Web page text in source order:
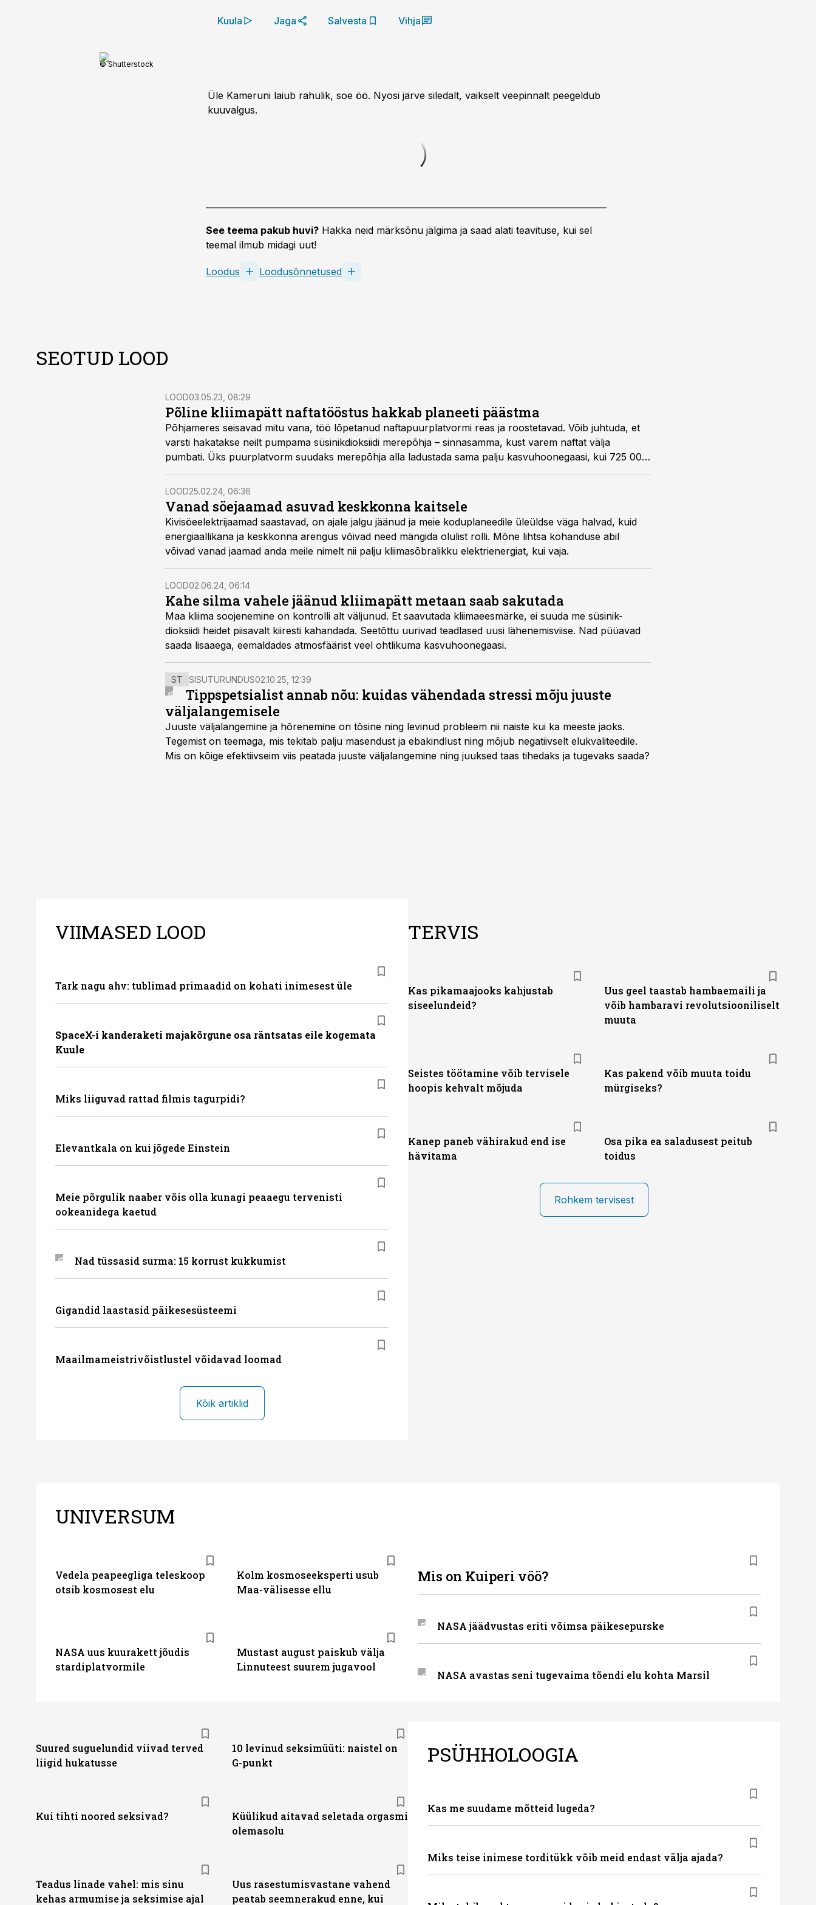
Kuula Jaga Salvesta Vihja
© Shutterstock
Üle Kameruni laiub rahulik, soe öö. Nyosi järve siledalt, vaikselt veepinnalt peegeldub
kuuvalgus.
See teema pakub huvi? Hakka neid märksõnu jälgima ja saad alati teavituse, kui sel
teemal ilmub midagi uut!
Loodus Loodusõnnetused
SEOTUD LOOD
LOOD03.05.23, 08:29
Põline kliimapätt naftatööstus hakkab planeeti päästma
Põhjameres seisavad mitu vana, töö lõpetanud naftapuur­platvormi reas ja roostetavad. Võib juhtuda, et
varsti hakatakse neilt pumpama süsinik­dioksiidi merepõhja – sinnasamma, kust varem naftat välja
pumbati. Üks puurplatvorm suudaks merepõhja alla ladustada sama palju kasvuhoonegaasi, kui 725 000
inimest aastas toodavad.
LOOD25.02.24, 06:36
Vanad söejaamad asuvad keskkonna kaitsele
Kivisöeelektrijaamad saastavad, on ajale jalgu jäänud ja meie kodu­planeedile üleüldse väga halvad, kuid
energiaallikana ja keskkonna arengus võivad need mängida olulist rolli. Mõne lihtsa kohanduse abil
võivad vanad jaamad anda meile nimelt nii palju kliima­sõbralikku elektrienergiat, kui vaja.
LOOD02.06.24, 06:14
Kahe silma vahele jäänud kliimapätt metaan saab sakutada
Maa kliima soojenemine on kontrolli alt väljunud. Et saavutada kliima­eesmärke, ei suuda me süsinik­
dioksiidi heidet piisavalt kiiresti kahandada. Seetõttu uurivad teadlased uusi lähenemis­viise. Nad püüavad
saada lisaaega, eemaldades atmosfäärist veel ohtlikuma kasvu­hoonegaasi.
ST SISUTURUNDUS02.10.25, 12:39
Tippspetsialist annab nõu: kuidas vähendada stressi mõju juuste
väljalangemisele
Juuste väljalangemine ja hõrenemine on tõsine ning levinud probleem nii naiste kui ka meeste jaoks.
Tegemist on teemaga, mis tekitab palju masendust ja ebakindlust ning mõjub negatiivselt elukvaliteedile.
Mis on kõige efektiivseim viis peatada juuste väljalangemine ning juuksed taas tihedaks ja tugevaks saada?
VIIMASED LOOD
Tark nagu ahv: tublimad primaadid on kohati inimesest üle
SpaceX-i kanderaketi majakõrgune osa räntsatas eile kogemata
Kuule
Miks liiguvad rattad filmis tagurpidi?
Elevantkala on kui jõgede Einstein
Meie põrgulik naaber võis olla kunagi peaaegu tervenisti
ookeanidega kaetud
Nad tüssasid surma: 15 korrust kukkumist
Gigandid laastasid päikesesüsteemi
Maailmameistrivõistlustel võidavad loomad
Kõik artiklid
TERVIS
Kas pikamaajooks kahjustab
siseelundeid?
Uus geel taastab hambaemaili ja
võib hambaravi revolutsiooniliselt
muuta
Seistes töötamine võib tervisele
hoopis kehvalt mõjuda
Kas pakend võib muuta toidu
mürgiseks?
Kanep paneb vähirakud end ise
hävitama
Osa pika ea saladusest peitub
toidus
Rohkem tervisest
UNIVERSUM
Vedela peapeegliga teleskoop
otsib kosmosest elu
Kolm kosmoseeksperti usub
Maa-välisesse ellu
Mis on Kuiperi vöö?
NASA jäädvustas eriti võimsa päikesepurske
NASA avastas seni tugevaima tõendi elu kohta Marsil
NASA uus kuurakett jõudis
stardiplatvormile
Mustast august paiskub välja
Linnuteest suurem jugavool
Suured suguelundid viivad terved
liigid hukatusse
10 levinud seksimüüti: naistel on
G-punkt
Kui tihti noored seksivad?
Küülikud aitavad seletada orgasmi
olemasolu
Teadus linade vahel: mis sinu
kehas armumise ja seksimise ajal
Uus rasestumisvastane vahend
peatab seemnerakud enne, kui
PSÜHHOLOOGIA
Kas me suudame mõtteid lugeda?
Miks teise inimese torditükk võib meid endast välja ajada?